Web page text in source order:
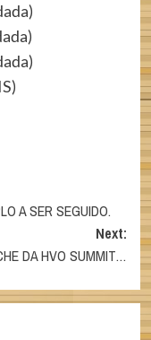
A SER SEGUIDO.
Next:
DA HVO SUMMIT…